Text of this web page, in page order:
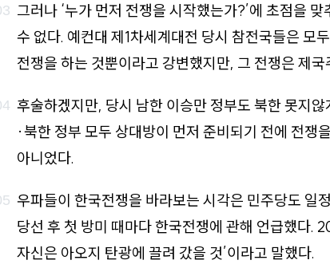
그러나 ‘누가 먼저 전쟁을 시작했는가?’에 초점을
수 없다. 예컨대 제1차세계대전 당시 참전국들은 모
전쟁을 하는 것뿐이라고 강변했지만, 그 전쟁은 제국
후술하겠지만, 당시 남한 이승만 정부도 북한 못지
·북한 정부 모두 상대방이 먼저 준비되기 전에 전쟁
아니었다.
우파들이 한국전쟁을 바라보는 시각은 민주당도 일
당선 후 첫 방미 때마다 한국전쟁에 관해 언급했다.
자신은 아오지 탄광에 끌려 갔을 것’이라고 말했다.